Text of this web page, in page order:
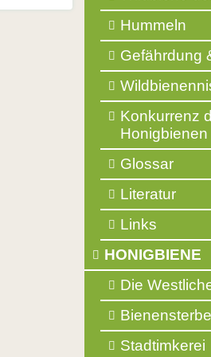
Glossar
Literatur
Links
Hummeln
Gefährdung
Konkurrenz
Honigbienen
Glossar
Literatur
Links
HONIGBIENE
Die
Stadtimkerei